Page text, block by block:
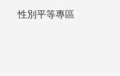
性別平等專區